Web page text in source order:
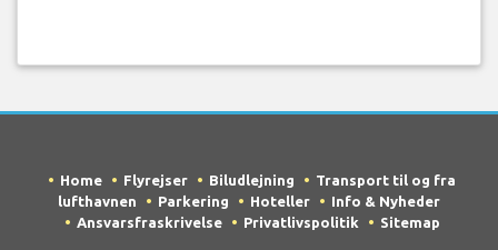
Home Flyrejser Biludlejning
Transport til og fra
lufthavnen
Parkering Hoteller
Info & Nyheder
Ansvarsfraskrivelse
Privatlivspolitik Sitemap